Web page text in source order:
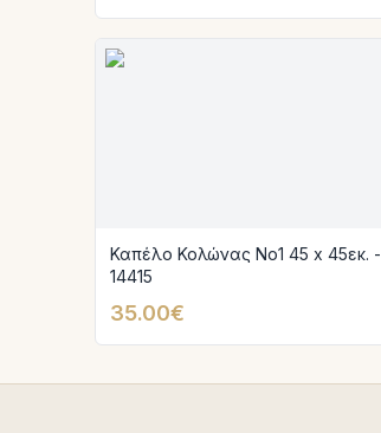
Καπέλο Κολώνας Νο1 45 x 45εκ. -
14415
35.00€